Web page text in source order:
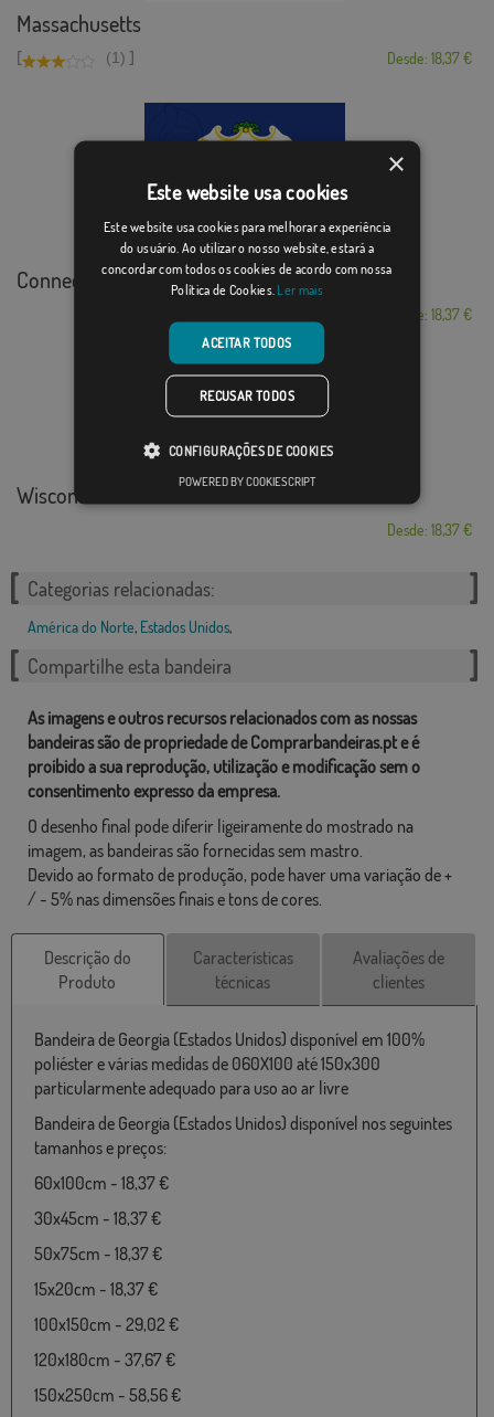
Massachusetts
[ (1) ] Desde: 18,37 €
Connecticut
Desde: 18,37 €
Wisconsin
Desde: 18,37 €
Categorias relacionadas:
América do Norte, Estados Unidos,
Compartilhe esta bandeira
As imagens e outros recursos relacionados com as nossas
bandeiras são de propriedade de Comprarbandeiras.pt e é
proibido a sua reprodução, utilização e modificação sem o
consentimento expresso da empresa.
O desenho final pode diferir ligeiramente do mostrado na
imagem, as bandeiras são fornecidas sem mastro.
Devido ao formato de produção, pode haver uma variação de +
/ - 5% nas dimensões finais e tons de cores.
Descrição do
Produto
Características
técnicas
Avaliações de
clientes
Bandeira de Georgia (Estados Unidos) disponível em 100%
poliéster e várias medidas de 060X100 até 150x300
particularmente adequado para uso ao ar livre
Bandeira de Georgia (Estados Unidos) disponível nos seguintes
tamanhos e preços:
60x100cm - 18,37 €
30x45cm - 18,37 €
50x75cm - 18,37 €
15x20cm - 18,37 €
100x150cm - 29,02 €
120x180cm - 37,67 €
150x250cm - 58,56 €
×
Este website usa cookies
Este website usa cookies para melhorar a experiência
do usuário. Ao utilizar o nosso website, estará a
concordar com todos os cookies de acordo com nossa
Política de Cookies. Ler mais
ACEITAR TODOS
RECUSAR TODOS
CONFIGURAÇÕES DE COOKIES
POWERED BY COOKIESCRIPT